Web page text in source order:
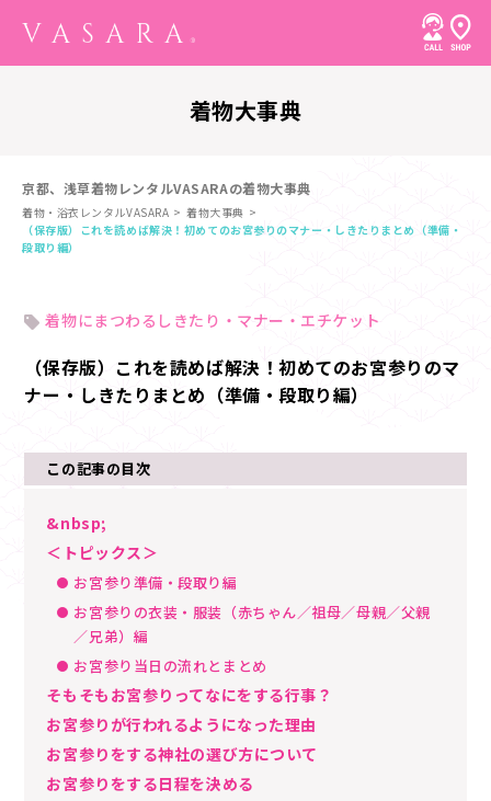
着物大事典
京都、浅草着物レンタルVASARAの着物大事典
着物・浴衣レンタルVASARA
着物大事典
（保存版）これを読めば解決！初めてのお宮参りのマナー・しきたりまとめ（準備・
段取り編）
着物にまつわるしきたり・マナー・エチケット
（保存版）これを読めば解決！初めてのお宮参りのマ
ナー・しきたりまとめ（準備・段取り編）
この記事の目次
&nbsp;
＜トピックス＞
お宮参り準備・段取り編
お宮参りの衣装・服装（赤ちゃん／祖母／母親／父親
／兄弟）編
お宮参り当日の流れとまとめ
そもそもお宮参りってなにをする行事？
お宮参りが行われるようになった理由
お宮参りをする神社の選び方について
お宮参りをする日程を決める